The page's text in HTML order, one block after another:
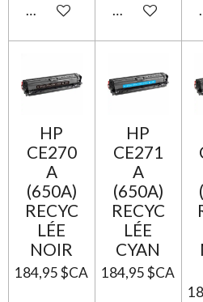
Ajouter au panierAjouter au
HP
CE270
A
(650A)
RECYC
LÉE
NOIR
184,95 $CA
HP
CE271
A
(650A)
RECYC
LÉE
CYAN
184,95 $CA